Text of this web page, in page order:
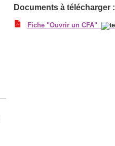
Documents à télécharger :
Fiche "Ouvrir un CFA"